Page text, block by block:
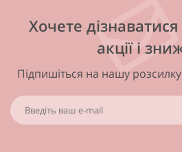
Хочете
акції і
Підпишіться на нашу